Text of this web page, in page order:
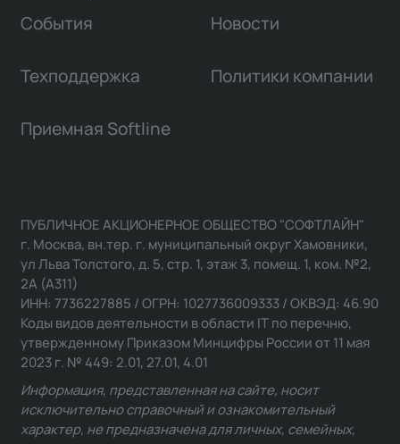
События Новости
Техподдержка Политики компании
Приемная Softline
ПУБЛИЧНОЕ АКЦИОНЕРНОЕ ОБЩЕСТВО "СОФТЛАЙН"
г. Москва, вн.тер. г. муниципальный округ Хамовники,
ул Льва Толстого, д. 5, стр. 1, этаж 3, помещ. 1, ком. №2,
2А (А311)
ИНН: 7736227885 / ОГРН: 1027736009333 / ОКВЭД: 46.90
Коды видов деятельности в области IT по перечню,
утвержденному Приказом Минцифры России от 11 мая
2023 г. № 449: 2.01, 27.01, 4.01
Информация, представленная на сайте, носит
исключительно справочный и ознакомительный
характер, не предназначена для личных, семейных,